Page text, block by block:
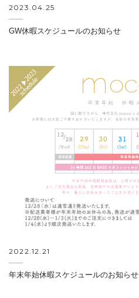
2023.04.25
GW休暇スケジュールのお知らせ
2022.12.21
年末年始休暇スケジュールのお知らせ